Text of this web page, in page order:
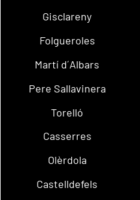
Gisclareny
Folgueroles
Martí d´Albars
Pere Sallavinera
Torelló
Casserres
Olèrdola
Castelldefels